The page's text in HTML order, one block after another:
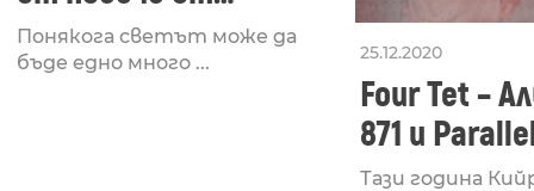
година насам
Понякога светът може да
бъде едно много ...
25.12.2020
Four Tet –
871 и
Тази година